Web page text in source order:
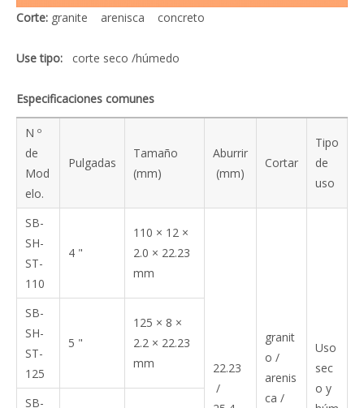
Corte: granite arenisca concreto
Use tipo: corte seco /húmedo
Especificaciones comunes
N º
de
Mod
elo.
Pulgadas
Tamaño
(mm)
Aburrir
(mm)
Cortar
Tipo
de
uso
SB-
SH-
ST-
110
4 "
110 × 12 ×
2.0 × 22.23
mm
22.23
/
granit
o /
arenis
ca /
Uso
sec
o y
SB-
SH-
ST-
125
5 "
125 × 8 ×
2.2 × 22.23
mm
SB-